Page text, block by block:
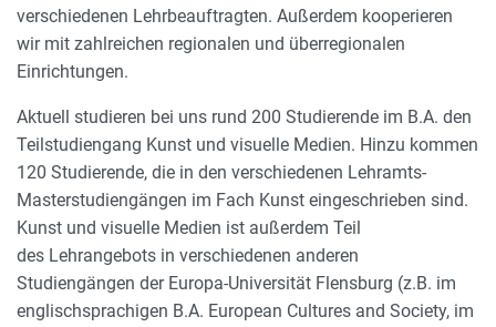
verschiedenen Lehrbeauftragten. Außerdem kooperieren
wir mit zahlreichen regionalen und überregionalen
Einrichtungen.
Aktuell studieren bei uns rund 200 Studierende im B.A. den
Teilstudiengang Kunst und visuelle Medien. Hinzu kommen
120 Studierende, die in den verschiedenen Lehramts-
Masterstudiengängen im Fach Kunst eingeschrieben sind.
Kunst und visuelle Medien ist außerdem Teil
des Lehrangebots in verschiedenen anderen
Studiengängen der Europa-Universität Flensburg (z.B. im
englischsprachigen B.A. European Cultures and Society, im